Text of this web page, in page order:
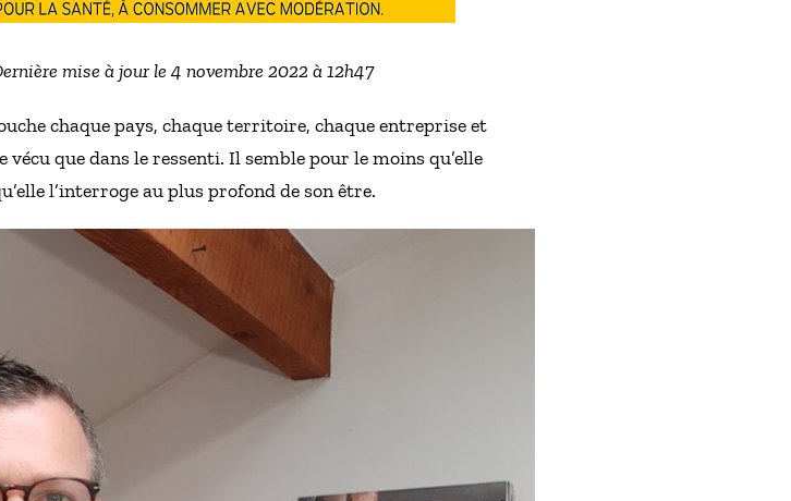
mise à jour le 4 novembre 2022 à 12h47
chaque pays, chaque territoire, chaque entreprise et
que dans le ressenti. Il semble pour le moins qu’elle
l’interroge au plus profond de son être.